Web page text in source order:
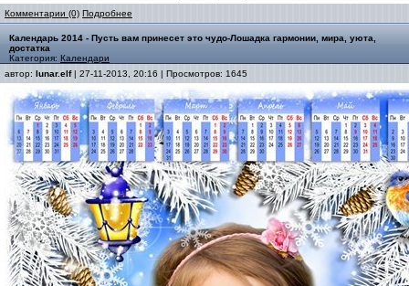
Комментарии (0) Подробнее
Календарь 2014 - Пусть вам принесет это чудо-Лошадка гармонии, мира, уюта,
достатка
Категория: Календари
автор: lunar.elf| 27-11-2013, 20:16 | Просмотров: 1645